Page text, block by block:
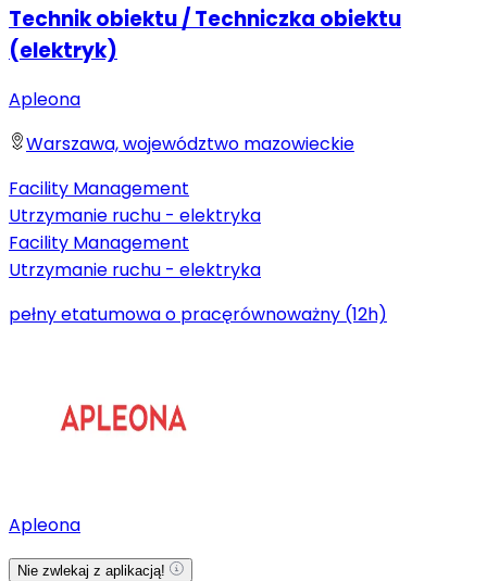
Technik obiektu / Techniczka obiektu
(elektryk)
Apleona
Warszawa, województwo mazowieckie
Facility Management
Utrzymanie ruchu - elektryka
Facility Management
Utrzymanie ruchu - elektryka
pełny etatumowa o pracęrównoważny (12h)
Apleona
Nie zwlekaj z aplikacją!